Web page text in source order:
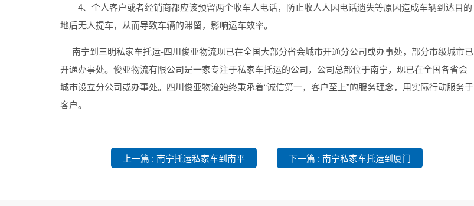
4、个人客户或者经销商都应该预留两个收车人电话，防止收人人因电话遗失等原因造成车辆到达目的
地后无人提车，从而导致车辆的滞留，影响运车效率。
南宁到三明私家车托运-四川俊亚物流现已在全国大部分省会城市开通分公司或办事处，部分市级城市已
开通办事处。俊亚物流有限公司是一家专注于私家车托运的公司，公司总部位于南宁，现已在全国各省会
城市设立分公司或办事处。四川俊亚物流始终秉承着“诚信第一，客户至上”的服务理念，用实际行动服务于
客户。
上一篇 : 南宁托运私家车到南平 下一篇 : 南宁私家车托运到厦门